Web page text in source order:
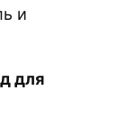
и
для